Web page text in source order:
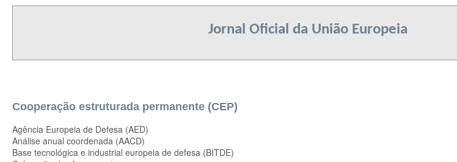
Jornal Oficial da União Europeia
Cooperação estruturada permanente (CEP)
Agência Europeia de Defesa (AED)
Análise anual coordenada (AACD)
Base tecnológica e industrial europeia de defesa (BITDE)